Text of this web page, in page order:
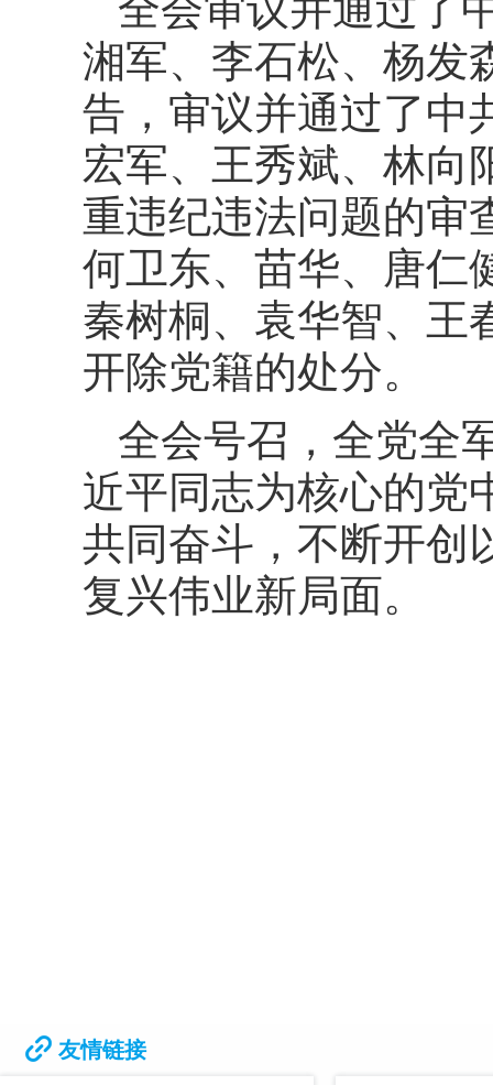
湘军、李石松、杨发
告，审议并通过了中
宏军、王秀斌、林向
重违纪违法问题的审
何卫东、苗华、唐仁
秦树桐、袁华智、王
开除党籍的处分。
全会号召，全党全
近平同志为核心的党
共同奋斗，不断开创
复兴伟业新局面。
友情链接